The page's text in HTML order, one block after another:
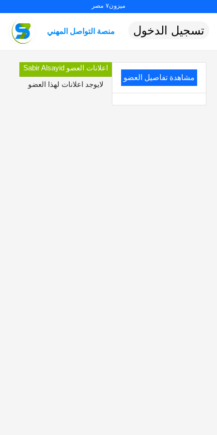
ميزون٧ مصر
منصة التواصل المهني تسجيل الدخول
مشاهدة تفاصيل العضو
اعلانات العضو Sabir Alsayid
لايوجد اعلانات لهذا العضو